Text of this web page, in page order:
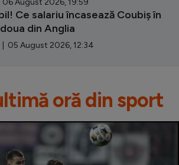
Ce salariu încasează Coubiș în
din Anglia
| 05 August 2026, 12:34
oră din sport